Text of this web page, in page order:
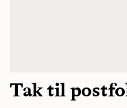
Tak til